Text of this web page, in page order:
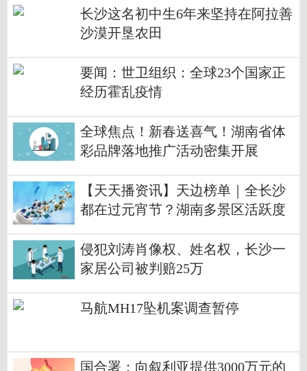
长沙这名初中生6年来坚持在阿拉善
沙漠开垦农田
要闻：世卫组织：全球23个国家正
经历霍乱疫情
全球焦点！新春送喜气！湖南省体
彩品牌落地推广活动密集开展
【天天播资讯】天边榜单｜全长沙
都在过元宵节？湖南多景区活跃度
侵犯刘涛肖像权、姓名权，长沙一
家居公司被判赔25万
马航MH17坠机案调查暂停
国合署：向叙利亚提供3000万元的